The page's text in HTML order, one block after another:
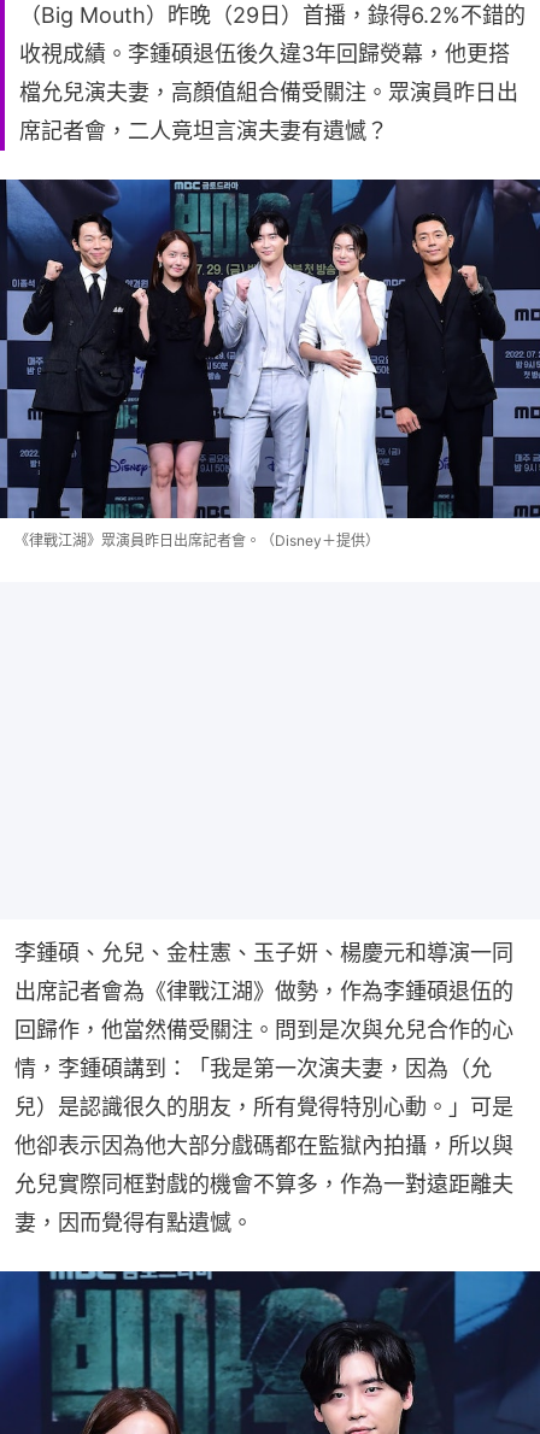
（Big Mouth）昨晚（29日）首播，錄得6.2%不錯的
收視成績。李鍾碩退伍後久違3年回歸熒幕，他更搭
檔允兒演夫妻，高顏值組合備受關注。眾演員昨日出
席記者會，二人竟坦言演夫妻有遺憾？
《律戰江湖》眾演員昨日出席記者會。（Disney＋提供）
李鍾碩、允兒、金柱憲、玉子妍、楊慶元和導演一同
出席記者會為《律戰江湖》做勢，作為李鍾碩退伍的
回歸作，他當然備受關注。問到是次與允兒合作的心
情，李鍾碩講到：「我是第一次演夫妻，因為（允
兒）是認識很久的朋友，所有覺得特別心動。」可是
他卻表示因為他大部分戲碼都在監獄內拍攝，所以與
允兒實際同框對戲的機會不算多，作為一對遠距離夫
妻，因而覺得有點遺憾。